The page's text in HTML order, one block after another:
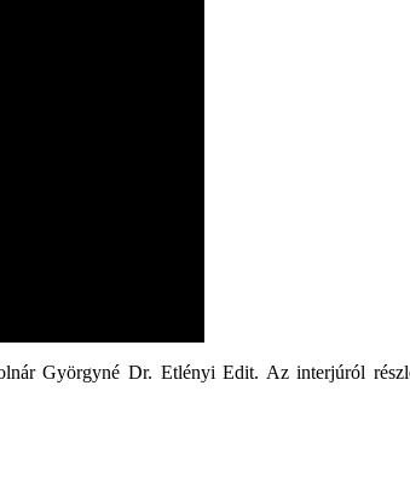
Györgyné Dr. Etlényi Edit. Az interjúról